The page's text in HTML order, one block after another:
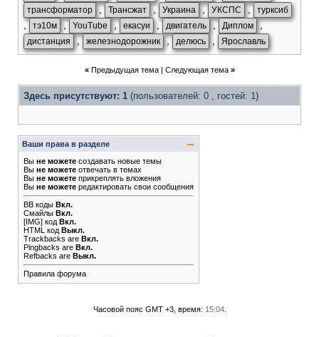
трансформатор , Трансжат , Украина , УКСПС , турксиб
, тэ10м , YouTube , екасуи , двигатель , Диплом ,
дистанция , железнодорожник , делюсь Ярославль
« Предыдущая тема| Следующая тема »
Здесь присутствуют: 1 (пользователей: 0 , гостей: 1)
Ваши права в разделе
Вы не можете создавать новые темы
Вы не можете отвечать в темах
Вы не можете прикреплять вложения
Вы не можете редактировать свои сообщения
BB коды Вкл.
Смайлы Вкл.
[IMG] код Вкл.
HTML код Выкл.
Trackbacks are Вкл.
Pingbacks are Вкл.
Refbacks are Выкл.
Правила форума
Часовой пояс GMT +3, время: 15:04.